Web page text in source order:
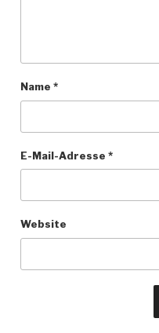
Name *
E-Mail-Adresse *
Website